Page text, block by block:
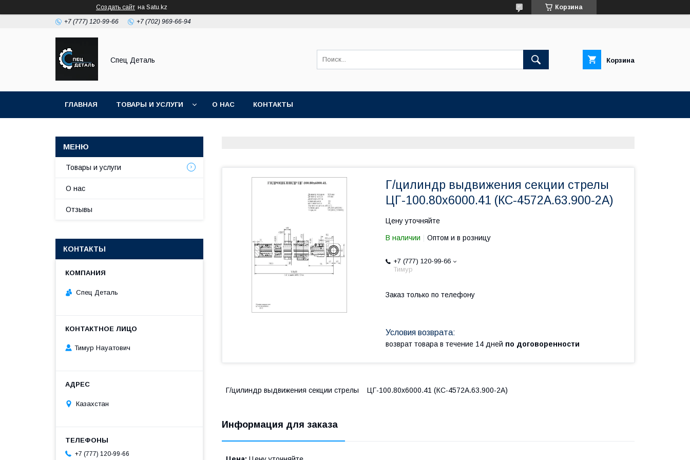
Создать сайт на Satu.kz Корзина
+7 (777) 120-99-66 +7 (702) 969-66-94
Спец Деталь Корзина
ГЛАВНАЯ ТОВАРЫ И УСЛУГИ О НАС КОНТАКТЫ
Г/цилиндр выдвижения секции стрелы
ЦГ-100.80х6000.41 (КС-4572А.63.900-2А)
Цену уточняйте
В наличии Оптом и в розницу
+7 (777) 120-99-66
Тимур
Заказ только по телефону
возврат товара в течение 14 дней по договоренности
Г/цилиндр выдвижения секции стрелы ЦГ-100.80х6000.41 (КС-4572А.63.900-2А)
Информация для заказа
Товары и услуги
О нас
Отзывы
КОНТАКТЫ
Спец Деталь
Тимур Науатович
Казахстан
+7 (777) 120-99-66